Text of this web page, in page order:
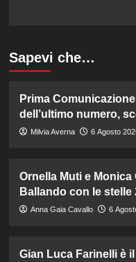
Sapevi che…
Prima
dell’ultimo numero,
Milvia Averna 6 Agosto
Ornella Muti e
Ballando con le stelle
Anna Gaia Cavallo 6
Gian Luca Farinelli è